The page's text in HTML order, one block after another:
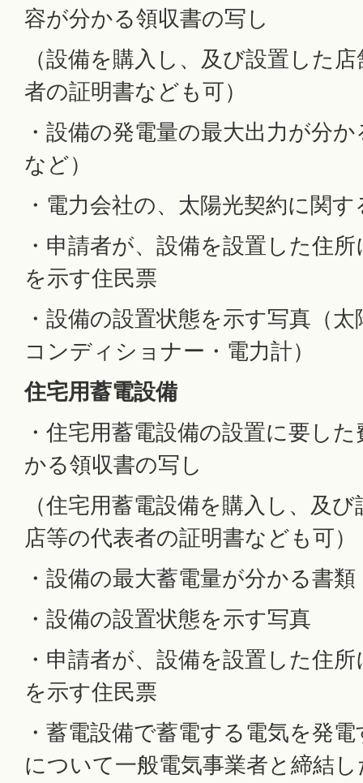
容が分かる領収書の写し
（設備を購入し、及び設置した
者の証明書なども可）
・設備の発電量の最大出力が分
など）
・電力会社の、太陽光契約に関
・申請者が、設備を設置した住
を示す住民票
・設備の設置状態を示す写真（
コンディショナー・電力計）
住宅用蓄電設備
・住宅用蓄電設備の設置に要し
かる領収書の写し
（住宅用蓄電設備を購入し、及
店等の代表者の証明書なども可）
・設備の最大蓄電量が分かる書類
・設備の設置状態を示す写真
・申請者が、設備を設置した住
を示す住民票
・蓄電設備で蓄電する電気を発
について一般電気事業者と締結